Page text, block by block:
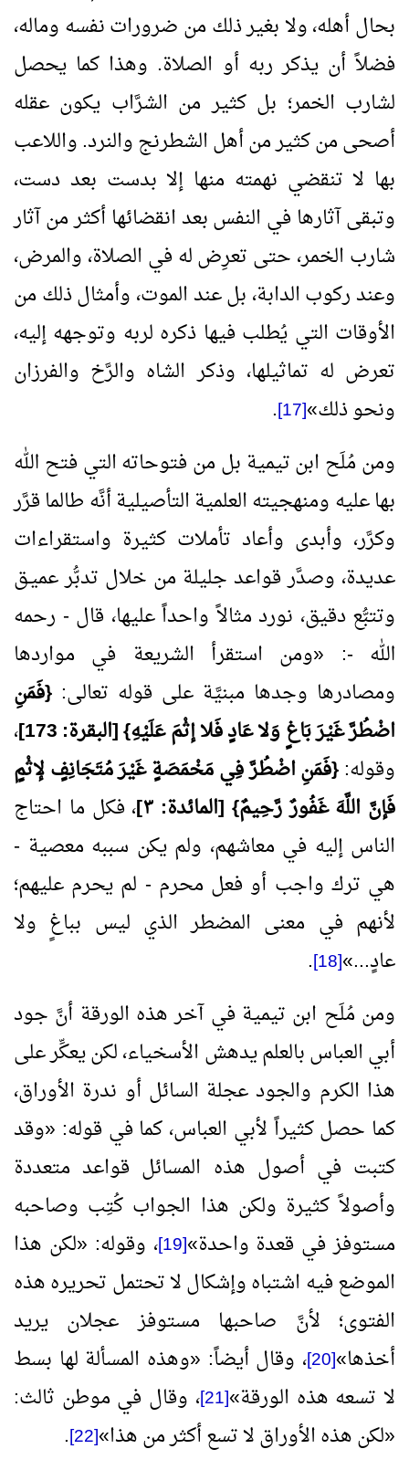
بحال أهله، ولا بغير ذلك من ضرورات نفسه وماله،
فضلاً أن يذكر ربه أو الصلاة. وهذا كما يحصل
لشارب الخمر؛ بل كثير من الشرَّاب يكون عقله
أصحى من كثير من أهل الشطرنج والنرد. واللاعب
بها لا تنقضي نهمته منها إلا بدست بعد دست،
وتبقى آثارها في النفس بعد انقضائها أكثر من آثار
شارب الخمر، حتى تعرِض له في الصلاة، والمرض،
وعند ركوب الدابة، بل عند الموت، وأمثال ذلك من
الأوقات التي يُطلب فيها ذكره لربه وتوجهه إليه،
تعرض له تماثيلها، وذكر الشاه والرَّخ والفرزان
ونحو ذلك»
[17]
.
ومن مُلَح ابن تيمية بل من فتوحاته التي فتح الله
بها عليه ومنهجيته العلمية التأصيلية أنَّه طالما قرَّر
وكرَّر، وأبدى وأعاد تأملات كثيرة واستقراءات
عديدة، وصدَّر قواعد جليلة من خلال تدبُّر عميـق
وتتبُّع دقيق، نورد مثالاً واحداً عليها، قال - رحمه
الله -: «ومن استقرأ الشريعة في مواردها
ومصادرها وجدها مبنيَّة على قوله تعالى: {فَمَنِ
اضْطُرَّ غَيْرَ بَاغٍ وَلا عَادٍ فَلا إثْمَ عَلَيْهِ} [البقرة:173
]،
وقوله:{فَمَنِ اضْطُرَّ فِي مَخْمَصَةٍ غَيْرَ مُتَجَانِفٍ لإثْمٍ
فَإنَّ اللَّهَ غَفُورٌ رَّحِيمٌ} [المائدة: ٣]
، فكل ما احتاج
الناس إليه في معاشهم، ولم يكن سببه معصية -
هي ترك واجب أو فعل محرم - لم يحرم عليهم؛
لأنهم في معنى المضطر الذي ليس بباغٍ ولا
عادٍ...»
[18]
.
ومن مُلَح ابن تيمية في آخر هذه الورقة أنَّ جود
أبي العباس بالعلم يدهش الأسخياء، لكن يعكِّر على
هذا الكرم والجود عجلة السائل أو ندرة الأوراق،
كما حصل كثيراً لأبي العباس، كما في قوله: «وقد
كتبت في أصول هذه المسائل قواعد متعددة
وأصولاً كثيرة ولكن هذا الجواب كُتِب وصاحبه
مستوفز في قعدة واحدة»
[19] ، وقوله: «لكن هذا
الموضع فيه اشتباه وإشكال لا تحتمل تحريره هذه
الفتوى؛ لأنَّ صاحبها مستوفز عجلان يريد
أخذها»
[20] ، وقال أيضاً: «وهذه المسألة لها بسط
لا تسعه هذه الورقة»
[21]
، وقال في موطن ثالث:
«لكن هذه الأوراق لا تسع أكثر من هذا»
[22]
.